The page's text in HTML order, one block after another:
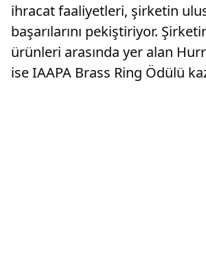
ihracat faaliyetleri, şirketin
başarılarını pekiştiriyor.
ürünleri arasında yer alan
ise IAAPA Brass Ring Ödülü